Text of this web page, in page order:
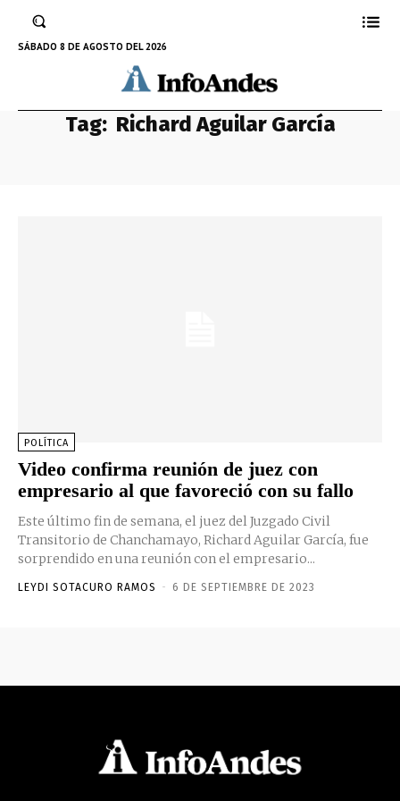
SÁBADO 8 DE AGOSTO DEL 2026
Tag: Richard Aguilar García
POLÍTICA
Video confirma reunión de juez con
empresario al que favoreció con su fallo
Este último fin de semana, el juez del Juzgado Civil
Transitorio de Chanchamayo, Richard Aguilar García, fue
sorprendido en una reunión con el empresario...
LEYDI SOTACURO RAMOS - 6 DE SEPTIEMBRE DE 2023